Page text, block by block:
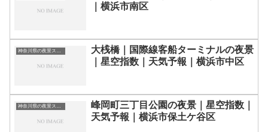
｜横浜市南区
大桟橋｜国際線客船ターミナルの夜景
｜星空指数｜天気予報｜横浜市中区
峰岡町三丁目公園の夜景｜星空指数｜
天気予報｜横浜市保土ケ谷区